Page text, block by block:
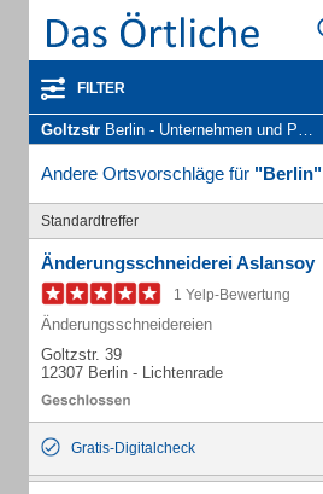
FILTER
Goltzstr Berlin - Unternehmen und Personen
Andere Ortsvorschläge für "Berlin"
Standardtreffer
Änderungsschneiderei Aslansoy
1 Yelp-Bewertung
Änderungsschneidereien
Goltzstr. 39
12307 Berlin - Lichtenrade
Gratis-Digitalcheck